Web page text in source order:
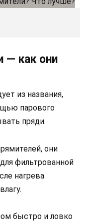
— как они
из названия,
парового
пряди.
они
фильтрованной
нагрева
быстро и ловко